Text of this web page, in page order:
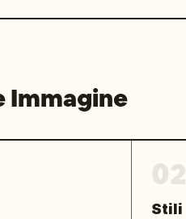
Immagine
Stili